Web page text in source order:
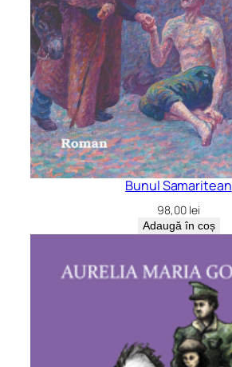
Bunul Samaritean
98,00 lei
Adaugă în coș